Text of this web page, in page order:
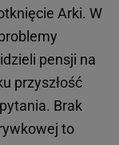
Arki. W
pensji na
przyszłość
Brak
to